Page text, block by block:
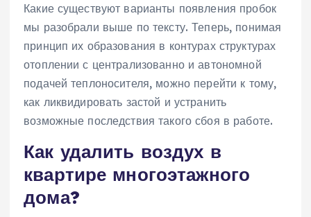
Какие существуют варианты появления пробок
мы разобрали выше по тексту. Теперь, понимая
принцип их образования в контурах структурах
отоплении с централизованно и автономной
подачей теплоносителя, можно перейти к тому,
как ликвидировать застой и устранить
возможные последствия такого сбоя в работе.
Как удалить воздух в
квартире многоэтажного
дома?